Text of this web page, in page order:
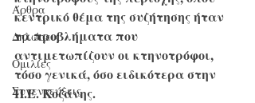
Άρθρα
Δηλώσεις
Ομιλίες
Συνεντεύξεις
κεντρικό θέμα της συζήτησης ήταν
τα προβλήματα που
αντιμετωπίζουν οι κτηνοτρόφοι,
τόσο γενικά, όσο ειδικότερα στην
Π.Ε. Κοζάνης.